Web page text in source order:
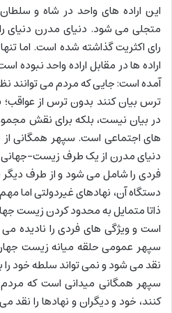
این اراده های واحد در شاه و
متجلی می شود. دنیای مدرن دنیای
رای اکثریت گذاشته شده است. اما
اراده ها در مقابل اراده واحد نبوده
آمده است: جایی که مردم می توانند
ترس بیان کنند بدون ترس از عواقب؛
در بیان نیست، بلکه برای نقش
های اجتماعی است. سپهر همگانی
دنیای مدرن از یک طرف زیست-جهانی
فردی را شامل می شود و از طرف
دستگاه آن، نهادهای غیردولتی اما
ذاتا متمایل به محدود کردن زیست
است و ویژگی های فردی را نادیده
سپهر عمومی حلقه میانه زیست
نقد می شود و نمی تواند سلطه خود
سپهر همگانی میدانی است که
کنند، خود و دیگران و نهادها را نقد